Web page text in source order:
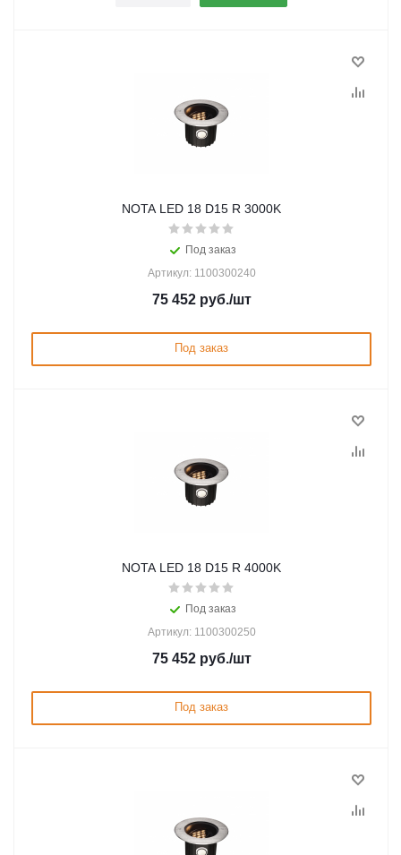
NOTA LED 18 D15 R 3000K
Под заказ
Артикул: 1100300240
75 452руб./шт
Под заказ
NOTA LED 18 D15 R 4000K
Под заказ
Артикул: 1100300250
75 452руб./шт
Под заказ